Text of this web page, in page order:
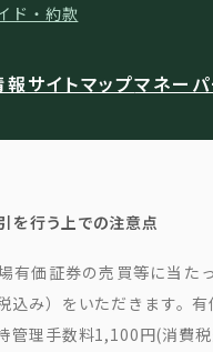
ド・約款
報サイトマップマネー
を行う上での注意点
有価証券の売買等に当た
税込み）をいただきます。
管理手数料1,100円(消費